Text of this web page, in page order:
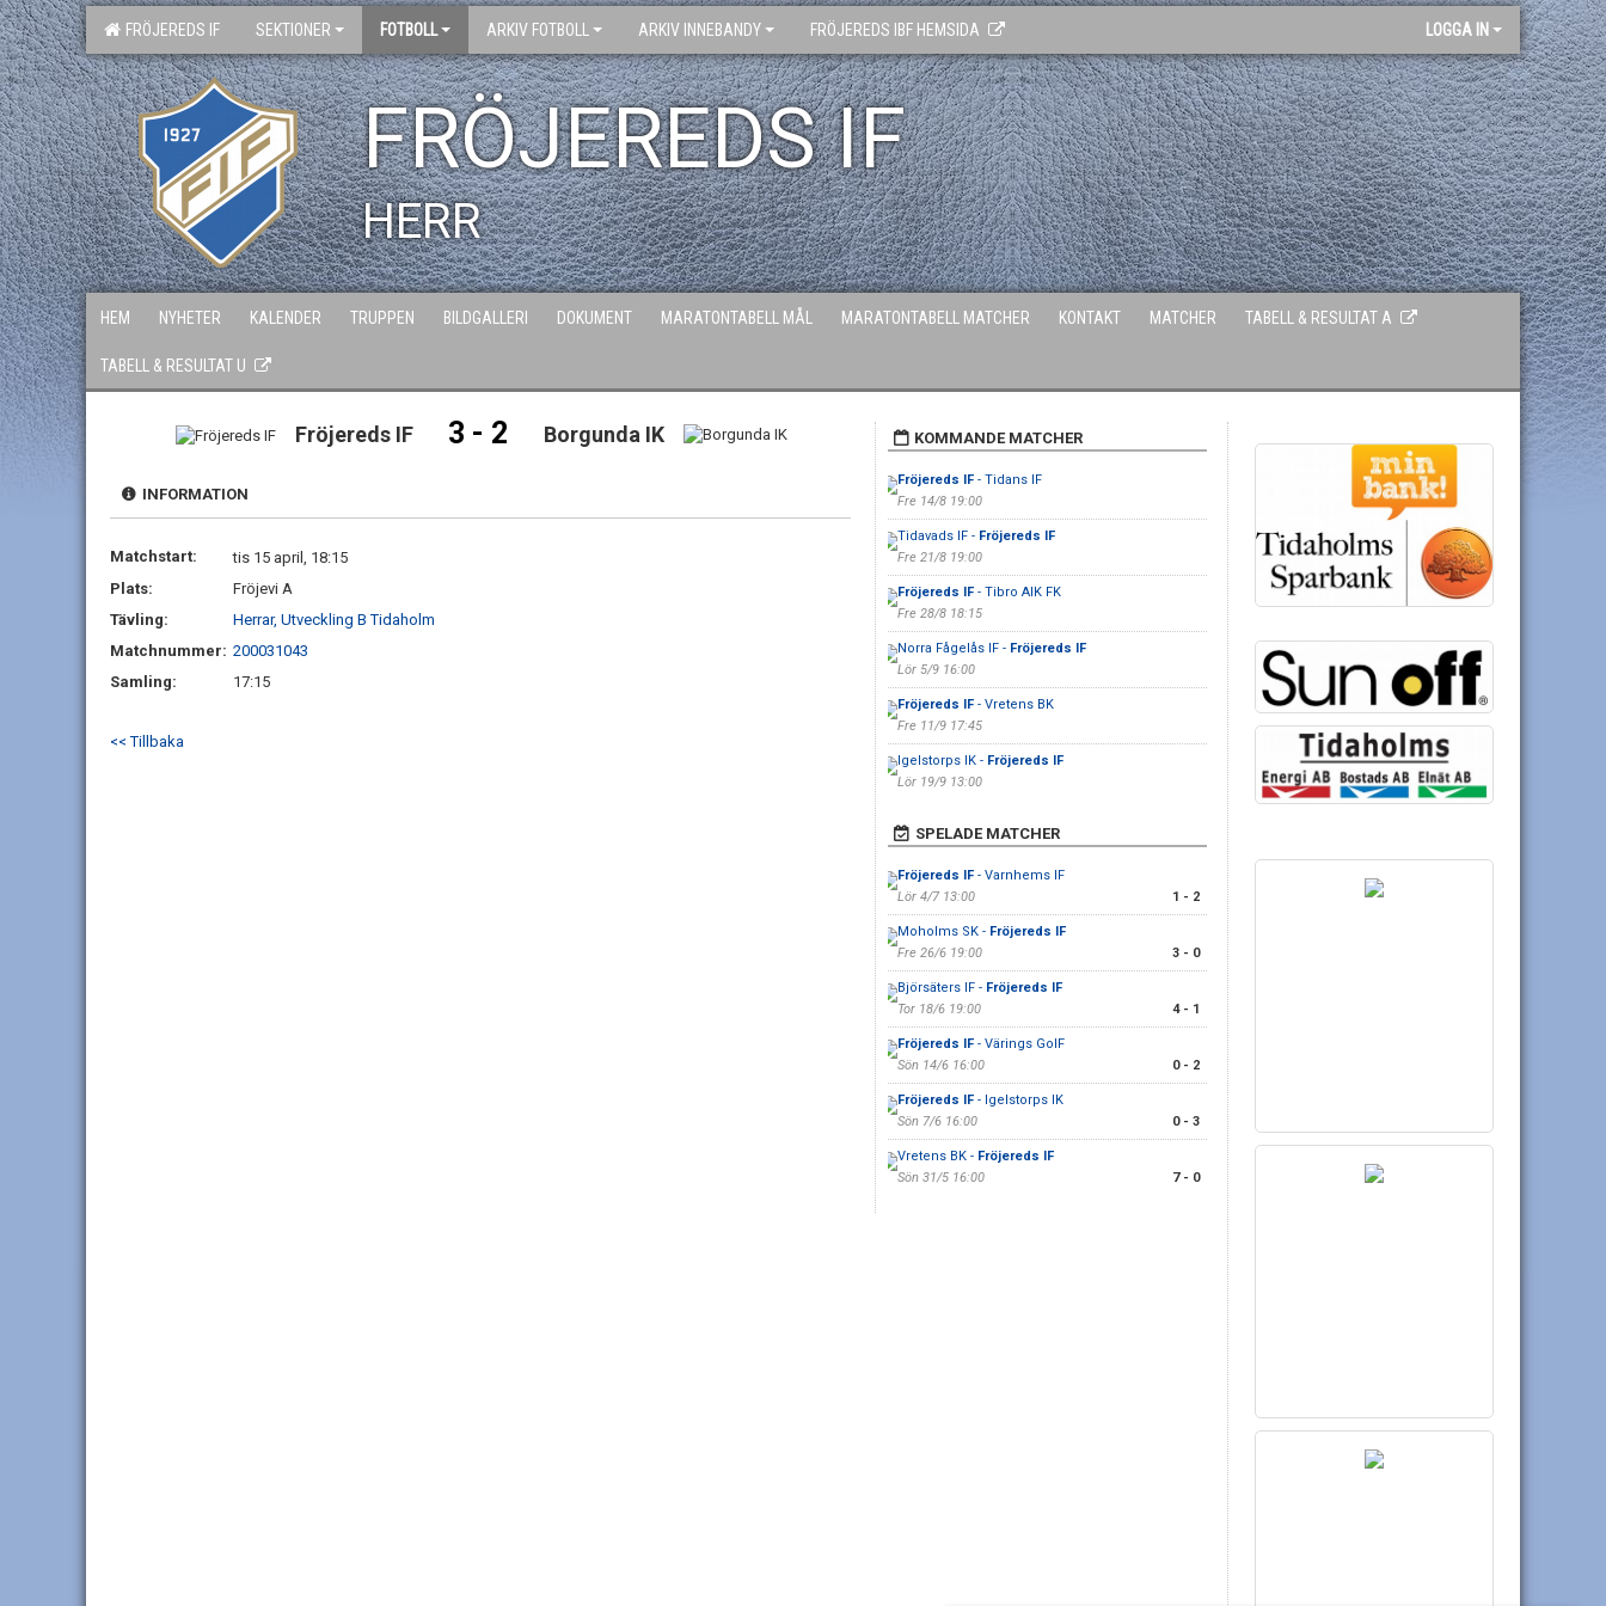
FRÖJEREDS IF SEKTIONER FOTBOLL ARKIV FOTBOLL ARKIV INNEBANDY FRÖJEREDS IBF HEMSIDA LOGGA IN
FRÖJEREDS IF
HERR
HEM NYHETER KALENDER TRUPPEN BILDGALLERI DOKUMENT MARATONTABELL MÅL MARATONTABELL MATCHER KONTAKT MATCHER TABELL & RESULTAT A
TABELL & RESULTAT U
Fröjereds IF 3 - 2 Borgunda IK
INFORMATION
Matchstart:
tis 15 april, 18:15
Plats:
Fröjevi A
Tävling:
Herrar, Utveckling B Tidaholm
Matchnummer: 200031043
Samling:
17:15
<< Tillbaka
KOMMANDE MATCHER
Fröjereds IF- Tidans IF
Fre 14/8 19:00
Tidavads IF - Fröjereds IF
Fre 21/8 19:00
Fröjereds IF- Tibro AIK FK
Fre 28/8 18:15
Norra Fågelås IF - Fröjereds IF
Lör 5/9 16:00
Fröjereds IF- Vretens BK
Fre 11/9 17:45
Igelstorps IK - Fröjereds IF
Lör 19/9 13:00
SPELADE MATCHER
Fröjereds IF- Varnhems IF
Lör 4/7 13:00
1 - 2
Moholms SK - Fröjereds IF
Fre 26/6 19:00
3 - 0
Björsäters IF - Fröjereds IF
Tor 18/6 19:00
4 - 1
Fröjereds IF- Värings GoIF
Sön 14/6 16:00
0 - 2
Fröjereds IF- Igelstorps IK
Sön 7/6 16:00
0 - 3
Vretens BK - Fröjereds IF
Sön 31/5 16:00
7 - 0